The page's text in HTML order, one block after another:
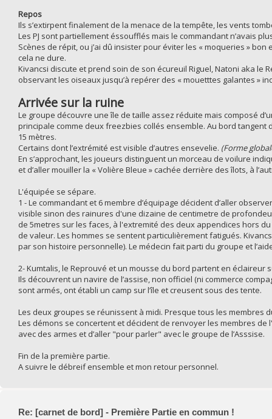
Repos
Ils s’extirpent finalement de la menace de la tempête, les vents
Les PJ sont partiellement éssoufflés mais le commandant n’avais
Scènes de répit, ou j’ai dû insister pour éviter les « moqueries »
cela ne dure.
Kivancsi discute et prend soin de son écureuil Riguel, Natoni aka le
observant les oiseaux jusqu’à repérer des « mouetttes galantes »
Arrivée sur la ruine
Le groupe découvre une île de taille assez réduite mais composé
principale comme deux freezbies collés ensemble. Au bord
15 mètres.
Certains dont l’extrémité est visible d’autres ensevelie. (Forme
En s’approchant, les joueurs distinguent un morceau de voilure
et d’aller mouiller la « Volière Bleue » cachée derrière des îlots, à
L'équipée se sépare.
1 - Le commandant et 6 membre d’équipage décident d’aller
visible sinon des rainures d'une dizaine de centimetre de
de 5metres sur les faces, à l'extremité des deux appendices hors
de valeur. Les hommes se sentent particulièrement fatigués.
par son histoire personnelle). Le médecin fait parti du groupe et
2- Kumtalis, le Reprouvé et un mousse du bord partent en
Ils découvrent un navire de l’assise, non officiel (ni commerce
sont armés, ont établi un camp sur l’île et creusent sous des tente.
Les deux groupes se réunissent à midi. Presque tous les
Les démons se concertent et décident de renvoyer les membres
avec des armes et d’aller "pour parler" avec le groupe de l’Asssise.
Fin de la première partie.
A suivre le débreif ensemble et mon retour personnel.
Re: [carnet de bord] - Première Partie en commun !